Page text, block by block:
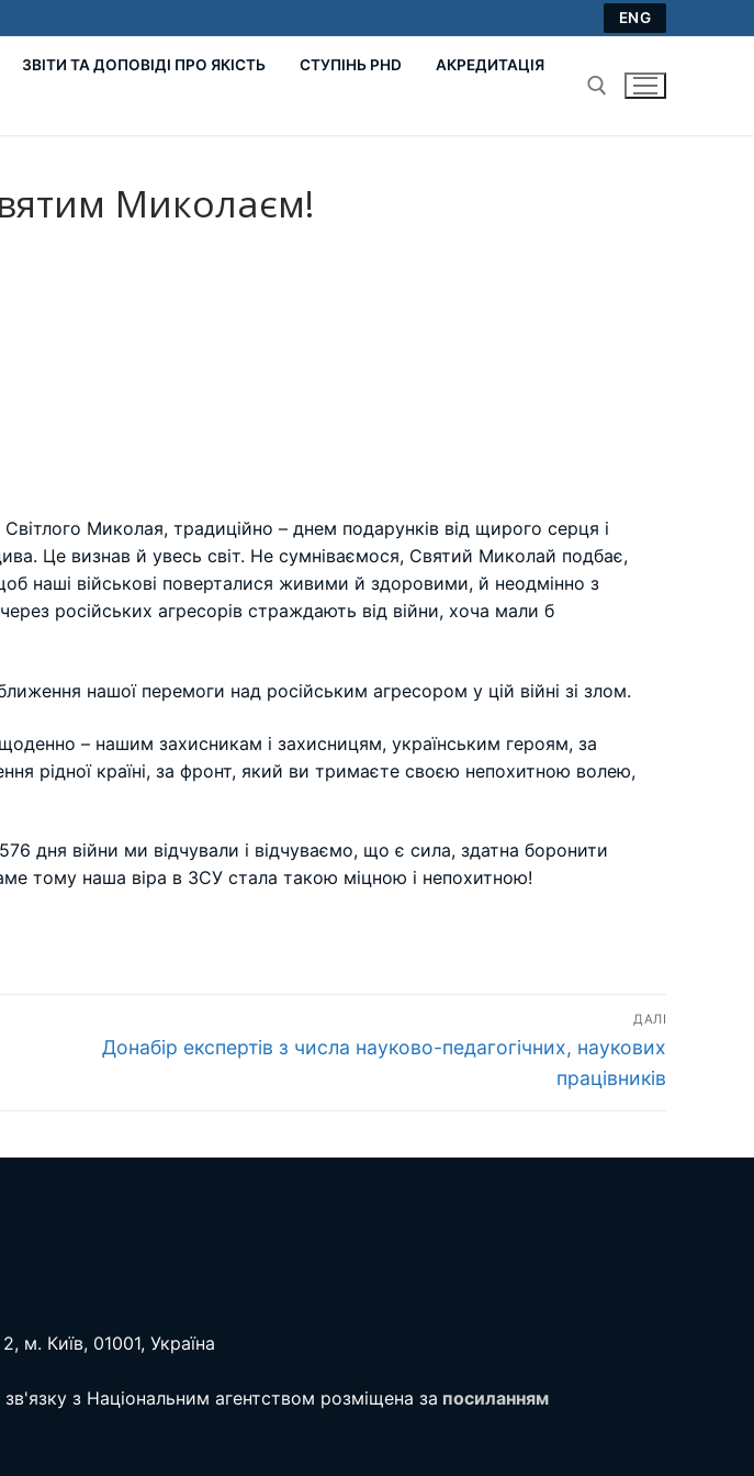
ENG
ЗВІТИ ТА ДОПОВІДІ ПРО ЯКІСТЬ СТУПІНЬ PHD АКРЕДИТАЦІЯ
Миколаєм!
Миколая, традиційно – днем подарунків від щирого серця і
Це визнав й увесь світ. Не сумніваємося, Святий Миколай подбає,
наші військові поверталися живими й здоровими, й неодмінно з
російських агресорів страждають від війни, хоча мали б
нашої перемоги над російським агресором у цій війні зі злом.
– нашим захисникам і захисницям, українським героям, за
рідної країні, за фронт, який ви тримаєте своєю непохитною волею,
дня війни ми відчували і відчуваємо, що є сила, здатна боронити
тому наша віра в ЗСУ стала такою міцною і непохитною!
ДАЛІ
Наступний
Донабір експертів з числа науково-педагогічних, наукових
працівників
м. Київ, 01001, Україна
з Національним агентством розміщена за посиланням